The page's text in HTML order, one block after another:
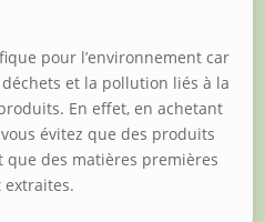
pour l’environnement car
et la pollution liés à la
En effet, en achetant
évitez que des produits
des matières premières
extraites.